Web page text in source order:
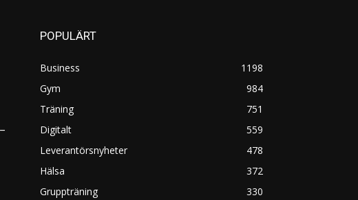
POPULÄRT
Business
1198
Gym
984
Träning
751
Digitalt
559
Leverantörsnyheter
478
Hälsa
372
Gruppträning
330